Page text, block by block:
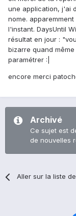
une application, j'ai
nome.
l'instant. DaysUntil
résultat en jour :
bizarre quand
paramétrer :|
encore merci
Archivé
Ce sujet est
de nouvelles
Aller sur la liste